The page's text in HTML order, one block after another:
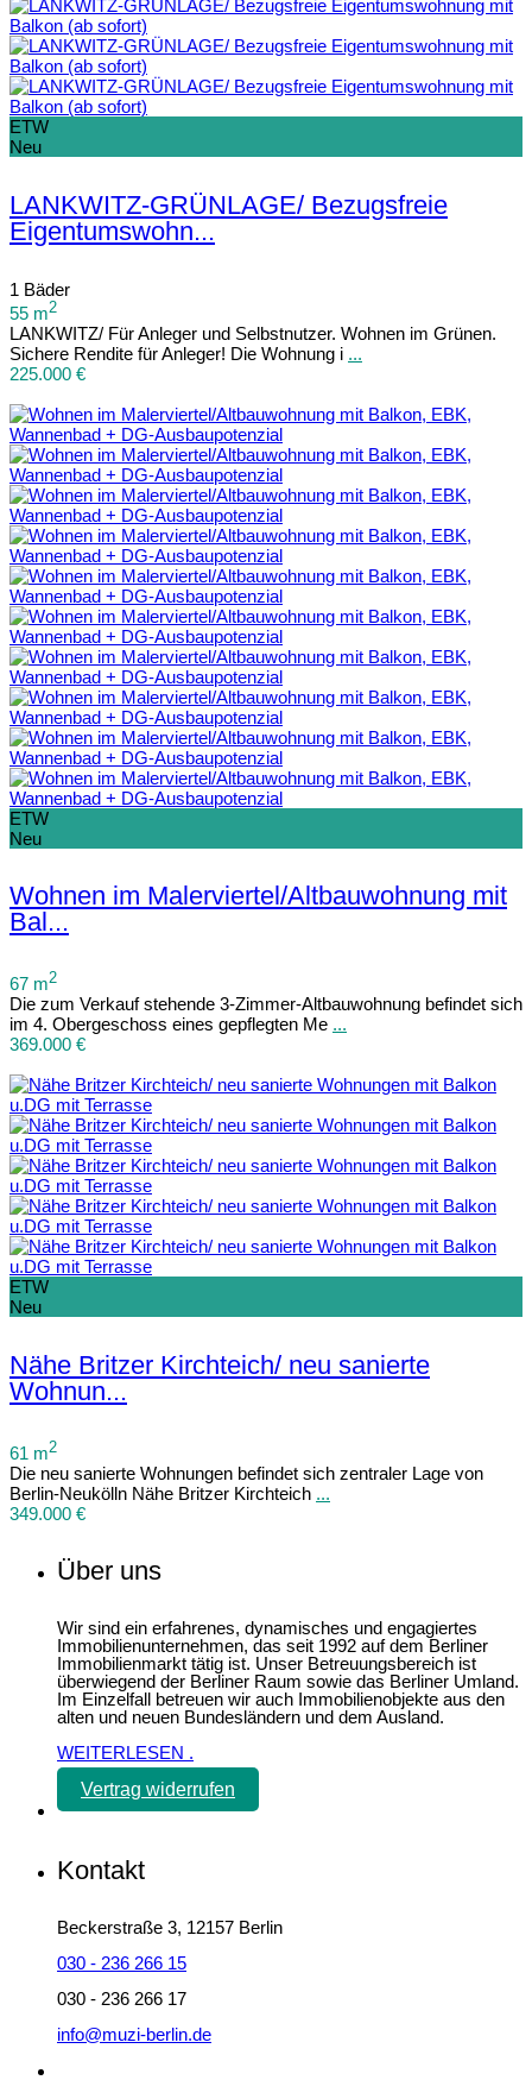
ETW
Neu
LANKWITZ-GRÜNLAGE/ Bezugsfreie
Eigentumswohn...
1 Bäder
55 m2
LANKWITZ/ Für Anleger und Selbstnutzer. Wohnen im Grünen.
Sichere Rendite für Anleger! Die Wohnung i ...
225.000 €
ETW
Neu
Wohnen im Malerviertel/Altbauwohnung mit
Bal...
67 m2
Die zum Verkauf stehende 3-Zimmer-Altbauwohnung befindet sich
im 4. Obergeschoss eines gepflegten Me ...
369.000 €
ETW
Neu
Nähe Britzer Kirchteich/ neu sanierte
Wohnun...
61 m2
Die neu sanierte Wohnungen befindet sich zentraler Lage von
Berlin-Neukölln Nähe Britzer Kirchteich ...
349.000 €
Über uns
Wir sind ein erfahrenes, dynamisches und engagiertes
Immobilienunternehmen, das seit 1992 auf dem Berliner
Immobilienmarkt tätig ist. Unser Betreuungsbereich ist
überwiegend der Berliner Raum sowie das Berliner Umland.
Im Einzelfall betreuen wir auch Immobilienobjekte aus den
alten und neuen Bundesländern und dem Ausland.
WEITERLESEN .
Vertrag widerrufen
Kontakt
Beckerstraße 3, 12157 Berlin
030 - 236 266 15
030 - 236 266 17
info@muzi-berlin.de